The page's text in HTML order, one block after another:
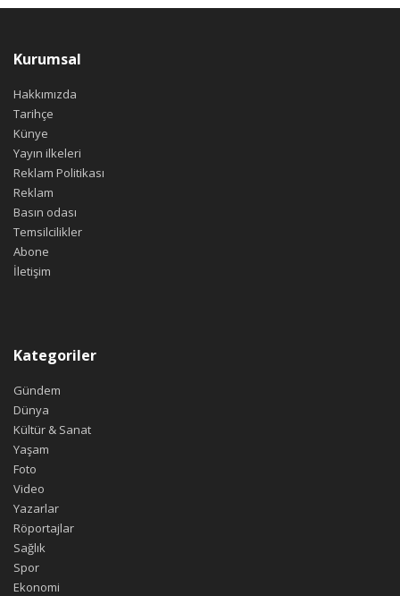
Kurumsal
Hakkımızda
Tarihçe
Künye
Yayın ilkeleri
Reklam Politikası
Reklam
Basın odası
Temsilcilikler
Abone
İletişim
Kategoriler
Gündem
Dünya
Kültür & Sanat
Yaşam
Foto
Video
Yazarlar
Röportajlar
Sağlık
Spor
Ekonomi